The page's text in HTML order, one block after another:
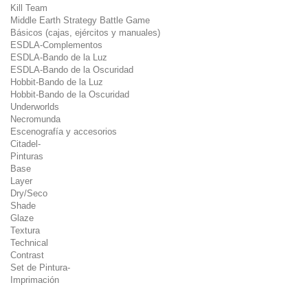
Kill Team
Middle Earth Strategy Battle Game
Básicos (cajas, ejércitos y manuales)
ESDLA-Complementos
ESDLA-Bando de la Luz
ESDLA-Bando de la Oscuridad
Hobbit-Bando de la Luz
Hobbit-Bando de la Oscuridad
Underworlds
Necromunda
Escenografía y accesorios
Citadel-
Pinturas
Base
Layer
Dry/Seco
Shade
Glaze
Textura
Technical
Contrast
Set de Pintura-
Imprimación